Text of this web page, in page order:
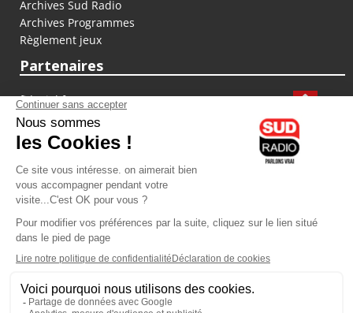
Archives Sud Radio
Archives Programmes
Règlement jeux
Partenaires
fiducial.fr
lyoncapitale.fr
olympique-et-lyonnais.com
L'application Iphone / Android
Téléchargez l'application
Les cookies
Gestion des cookies